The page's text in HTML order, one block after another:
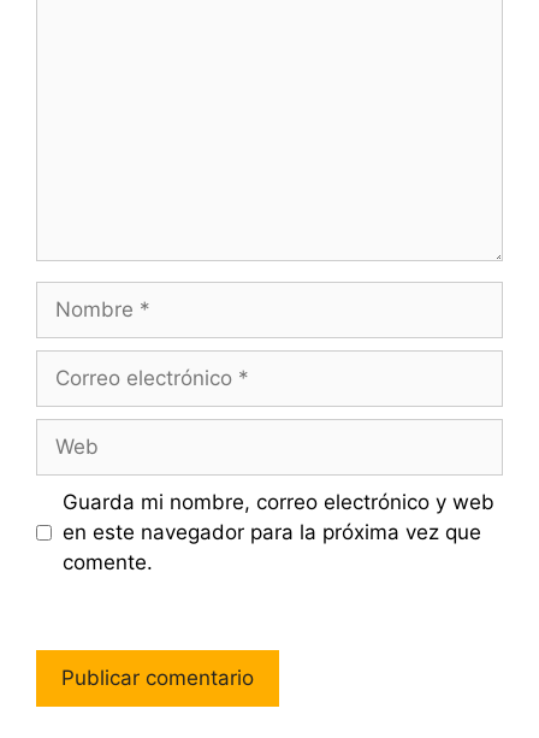
electrónico
Guarda mi nombre, correo electrónico y web
en este navegador para la próxima vez que
comente.